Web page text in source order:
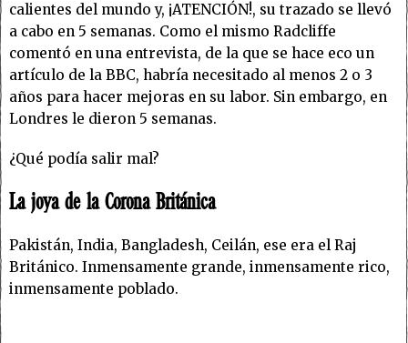
calientes del mundo y, ¡ATENCIÓN!, su trazado se llevó
a cabo en 5 semanas. Como el mismo Radcliffe
comentó en una entrevista, de la que se hace eco un
artículo de la BBC, habría necesitado al menos 2 o 3
años para hacer mejoras en su labor. Sin embargo, en
Londres le dieron 5 semanas.
¿Qué podía salir mal?
La joya de la Corona Británica
Pakistán, India, Bangladesh, Ceilán, ese era el Raj
Británico. Inmensamente grande, inmensamente rico,
inmensamente poblado.